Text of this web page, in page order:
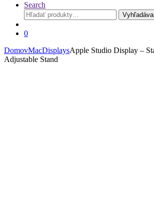
Search
Hľadať:
0
DomovMacDisplaysApple Studio Display –
Adjustable Stand